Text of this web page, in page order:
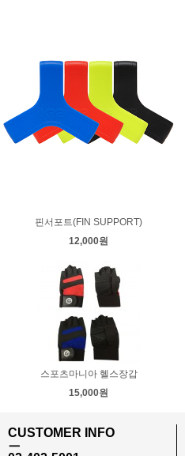
핀서포트(FIN SUPPORT)
12,000원
스포츠마니아 헬스장갑
15,000원
CUSTOMER INFO
ㅡ